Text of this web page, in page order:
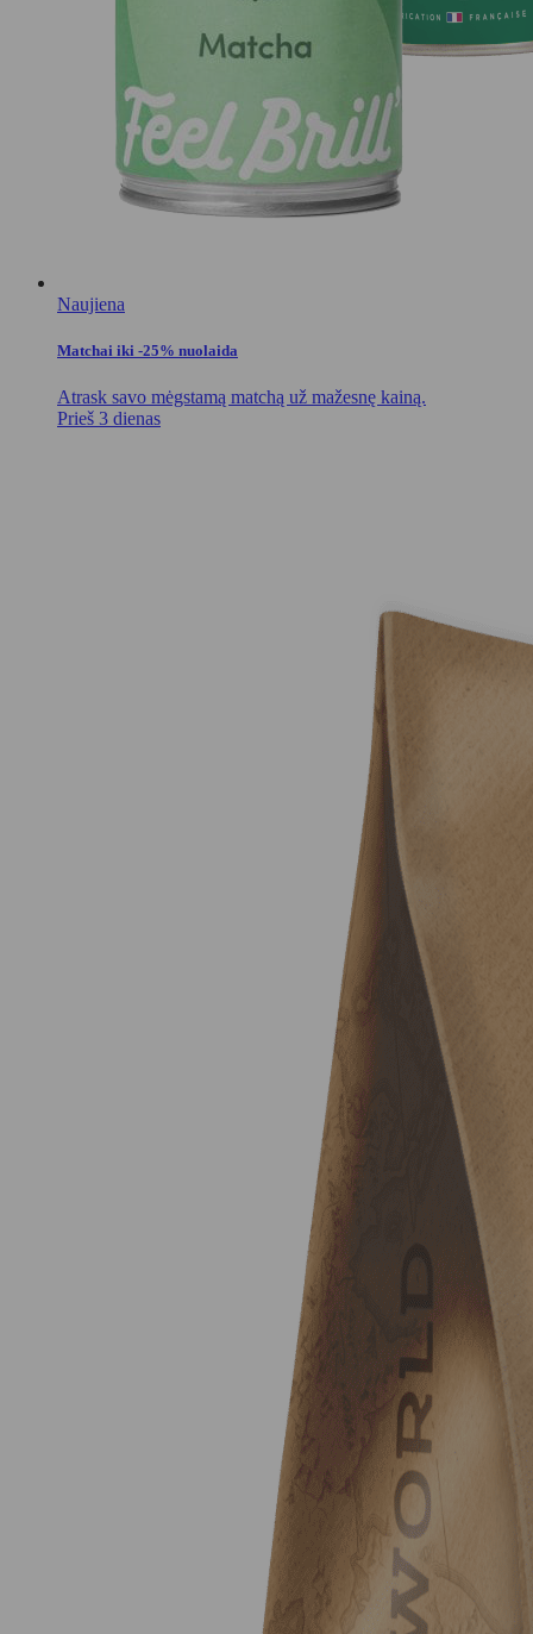
Naujiena
Matchai iki -25% nuolaida
Atrask savo mėgstamą matchą už mažesnę kainą.
Prieš 3 dienas